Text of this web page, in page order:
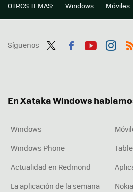
OTROS TEMAS: Windows Móviles
Síguenos
En Xataka Windows
Windows
Windows Phone
Actualidad en Redmond
La aplicación de la semana